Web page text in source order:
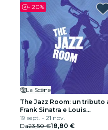
- 20%
La Scène
The Jazz Room: un tributo
Frank Sinatra e Louis
Armstrong
19 sept. - 21 nov.
Da23,50 €18,80 €